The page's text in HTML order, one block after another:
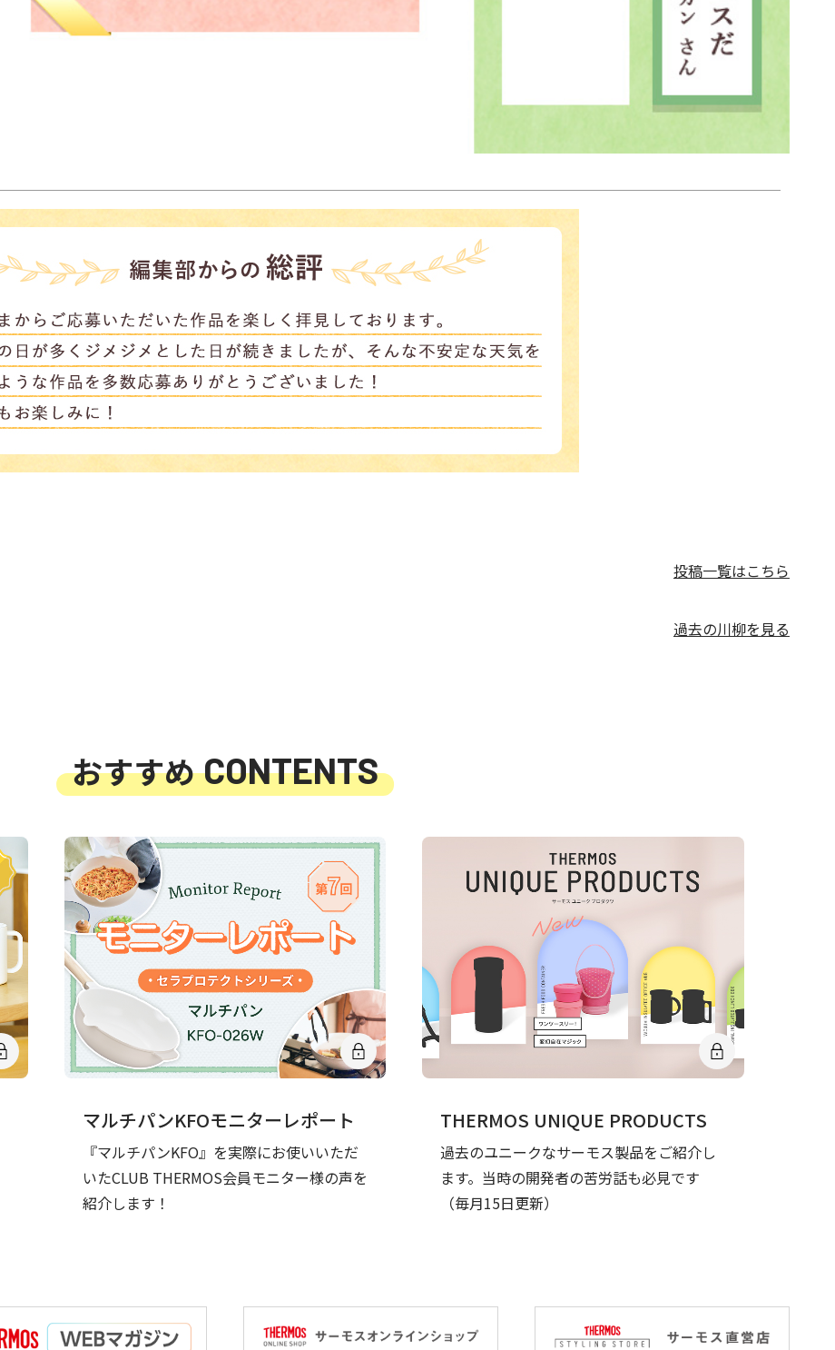
投稿一覧はこちら
過去の川柳を見る
おすすめCONTENTS
マルチパンKFOモニターレポート
『マルチパンKFO』を実際にお使いいただ
いたCLUB THERMOS会員モニター様の声を
紹介します！
THERMOS UNIQUE PRODUCTS
過去のユニークなサーモス製品をご紹介し
ます。当時の開発者の苦労話も必見です
（毎月15日更新）